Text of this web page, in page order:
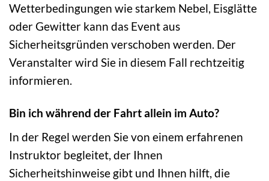
Wetterbedingungen wie starkem Nebel, Eisglätte
oder Gewitter kann das Event aus
Sicherheitsgründen verschoben werden. Der
Veranstalter wird Sie in diesem Fall rechtzeitig
informieren.
Bin ich während der Fahrt allein im Auto?
In der Regel werden Sie von einem erfahrenen
Instruktor begleitet, der Ihnen
Sicherheitshinweise gibt und Ihnen hilft, die